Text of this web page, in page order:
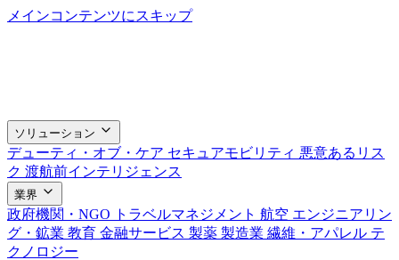
メインコンテンツにスキップ
ソリューション
デューティ・オブ・ケア セキュアモビリティ 悪意あるリス
ク 渡航前インテリジェンス
業界
政府機関・NGO トラベルマネジメント 航空 エンジニアリン
グ・鉱業 教育 金融サービス 製薬 製造業 繊維・アパレル テ
クノロジー